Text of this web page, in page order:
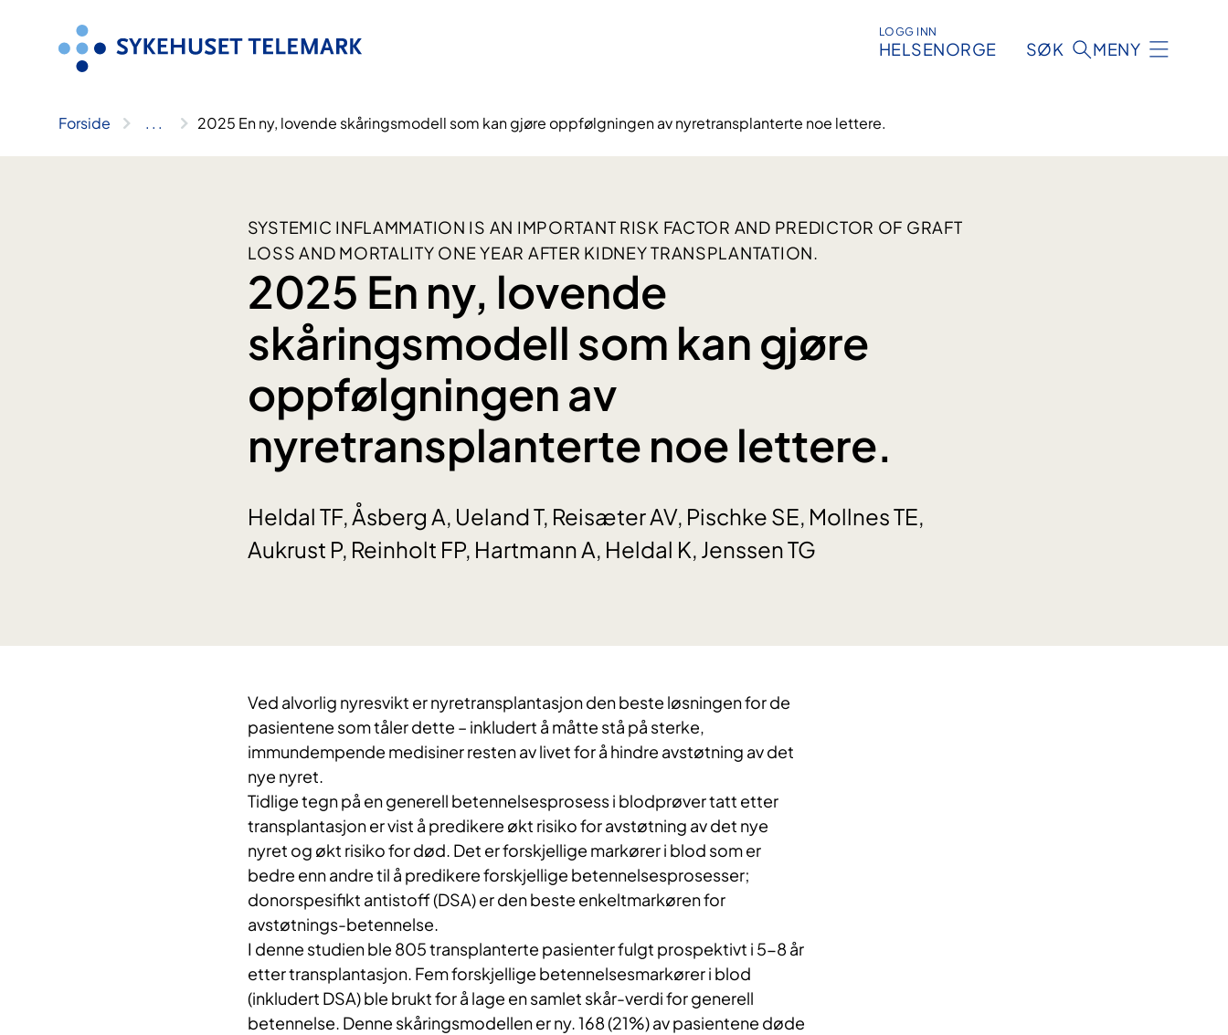
LOGG INN
HELSENORGE SØK MENY
Forside .. . 2025 En ny, lovende skåringsmodell som kan gjøre oppfølgningen av nyretransplanterte noe lettere.
SYSTEMIC INFLAMMATION IS AN IMPORTANT RISK FACTOR AND PREDICTOR OF GRAFT
LOSS AND MORTALITY ONE YEAR AFTER KIDNEY TRANSPLANTATION.
2025 En ny, lovende
skåringsmodell som kan gjøre
oppfølgningen av
nyretransplanterte noe lettere.
Heldal TF, Åsberg A, Ueland T, Reisæter AV, Pischke SE, Mollnes TE,
Aukrust P, Reinholt FP, Hartmann A, Heldal K, Jenssen TG
Ved alvorlig nyresvikt er nyretransplantasjon den beste løsningen for de
pasientene som tåler dette – inkludert å måtte stå på sterke,
immundempende medisiner resten av livet for å hindre avstøtning av det
nye nyret.
Tidlige tegn på en generell betennelsesprosess i blodprøver tatt etter
transplantasjon er vist å predikere økt risiko for avstøtning av det nye
nyret og økt risiko for død. Det er forskjellige markører i blod som er
bedre enn andre til å predikere forskjellige betennelsesprosesser;
donorspesifikt antistoff (DSA) er den beste enkeltmarkøren for
avstøtnings-betennelse.
I denne studien ble 805 transplanterte pasienter fulgt prospektivt i 5-8 år
etter transplantasjon. Fem forskjellige betennelsesmarkører i blod
(inkludert DSA) ble brukt for å lage en samlet skår-verdi for generell
betennelse. Denne skåringsmodellen er ny. 168 (21%) av pasientene døde